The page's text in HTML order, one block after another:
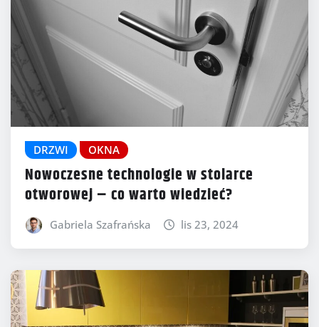
DRZWI OKNA
Nowoczesne technologie w stolarce
otworowej – co warto wiedzieć?
Gabriela Szafrańska lis 23, 2024